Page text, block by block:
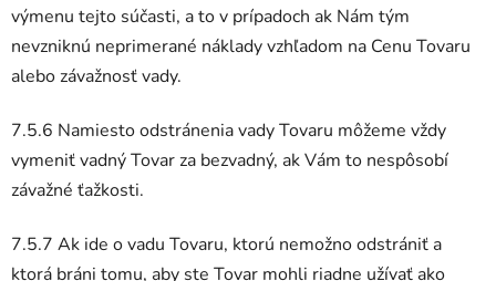
výmenu tejto súčasti, a to v prípadoch ak Nám tým
nevzniknú neprimerané náklady vzhľadom na Cenu Tovaru
alebo závažnosť vady.
7.5.6 Namiesto odstránenia vady Tovaru môžeme vždy
vymeniť vadný Tovar za bezvadný, ak Vám to nespôsobí
závažné ťažkosti.
7.5.7 Ak ide o vadu Tovaru, ktorú nemožno odstrániť a
ktorá bráni tomu, aby ste Tovar mohli riadne užívať ako